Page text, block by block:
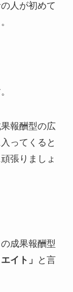
人が初めて
報酬型の広
ってくると
張りましょ
成果報酬型
イト 」
と言